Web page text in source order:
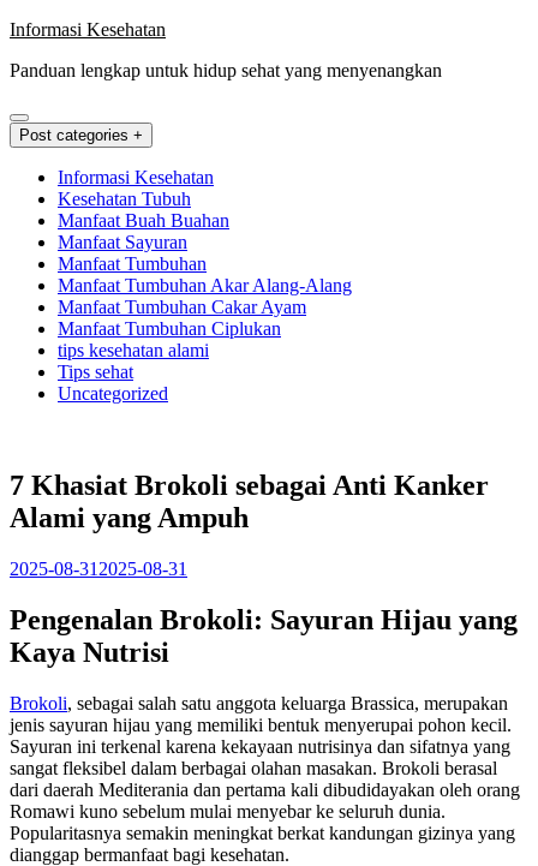
Skip
content
Informasi Kesehatan
Panduan lengkap untuk hidup sehat yang menyenangkan
Post categories +
Informasi Kesehatan
Kesehatan Tubuh
Manfaat Buah Buahan
Manfaat Sayuran
Manfaat Tumbuhan
Manfaat Tumbuhan Akar Alang-Alang
Manfaat Tumbuhan Cakar Ayam
Manfaat Tumbuhan Ciplukan
tips kesehatan alami
Tips sehat
Uncategorized
7 Khasiat Brokoli sebagai Anti Kanker
Alami yang Ampuh
2025-08-31 2025-08-31
Pengenalan Brokoli: Sayuran Hijau yang
Kaya Nutrisi
Brokoli, sebagai salah satu anggota keluarga Brassica, merupakan
jenis sayuran hijau yang memiliki bentuk menyerupai pohon kecil.
Sayuran ini terkenal karena kekayaan nutrisinya dan sifatnya yang
sangat fleksibel dalam berbagai olahan masakan. Brokoli berasal
dari daerah Mediterania dan pertama kali dibudidayakan oleh orang
Romawi kuno sebelum mulai menyebar ke seluruh dunia.
Popularitasnya semakin meningkat berkat kandungan gizinya yang
dianggap bermanfaat bagi kesehatan.